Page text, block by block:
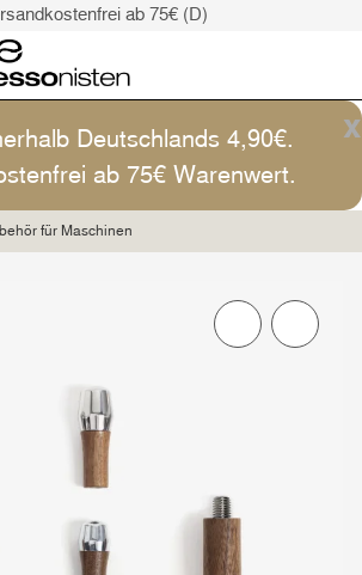
ab 75€ (D)
Versand: 4,90€ (D)
ab 75€ (D)
Kaffee ist Kunst
x
Deutschlands 4,90€.
ab 75€ Warenwert.
für Maschinen